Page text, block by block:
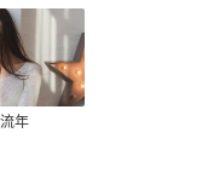
年